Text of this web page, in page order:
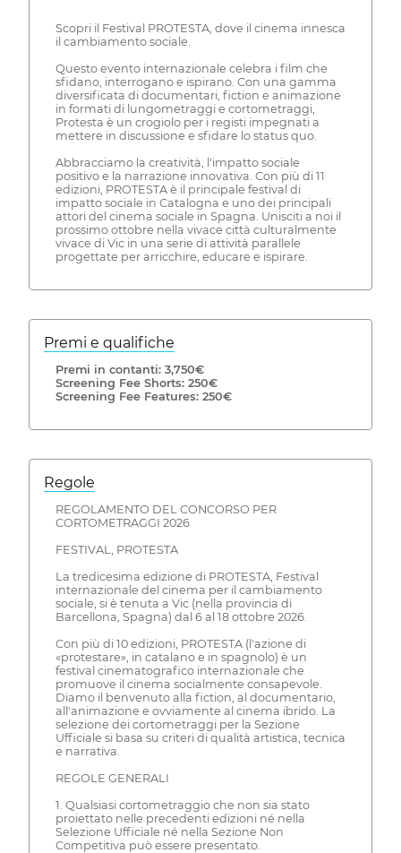
Scopri il Festival PROTESTA, dove il cinema innesca
il cambiamento sociale.
Questo evento internazionale celebra i film che
sfidano, interrogano e ispirano. Con una gamma
diversificata di documentari, fiction e animazione
in formati di lungometraggi e cortometraggi,
Protesta è un crogiolo per i registi impegnati a
mettere in discussione e sfidare lo status quo.
Abbracciamo la creatività, l'impatto sociale
positivo e la narrazione innovativa. Con più di 11
edizioni, PROTESTA è il principale festival di
impatto sociale in Catalogna e uno dei principali
attori del cinema sociale in Spagna. Unisciti a noi il
prossimo ottobre nella vivace città culturalmente
vivace di Vic in una serie di attività parallele
progettate per arricchire, educare e ispirare.
Premi e qualifiche
Premi in contanti: 3,750€
Screening Fee Shorts: 250€
Screening Fee Features: 250€
Regole
REGOLAMENTO DEL CONCORSO PER
CORTOMETRAGGI 2026
FESTIVAL, PROTESTA
La tredicesima edizione di PROTESTA, Festival
internazionale del cinema per il cambiamento
sociale, si è tenuta a Vic (nella provincia di
Barcellona, Spagna) dal 6 al 18 ottobre 2026.
Con più di 10 edizioni, PROTESTA (l'azione di
«protestare», in catalano e in spagnolo) è un
festival cinematografico internazionale che
promuove il cinema socialmente consapevole.
Diamo il benvenuto alla fiction, al documentario,
all'animazione e ovviamente al cinema ibrido. La
selezione dei cortometraggi per la Sezione
Ufficiale si basa su criteri di qualità artistica, tecnica
e narrativa.
REGOLE GENERALI
1. Qualsiasi cortometraggio che non sia stato
proiettato nelle precedenti edizioni né nella
Selezione Ufficiale né nella Sezione Non
Competitiva può essere presentato.